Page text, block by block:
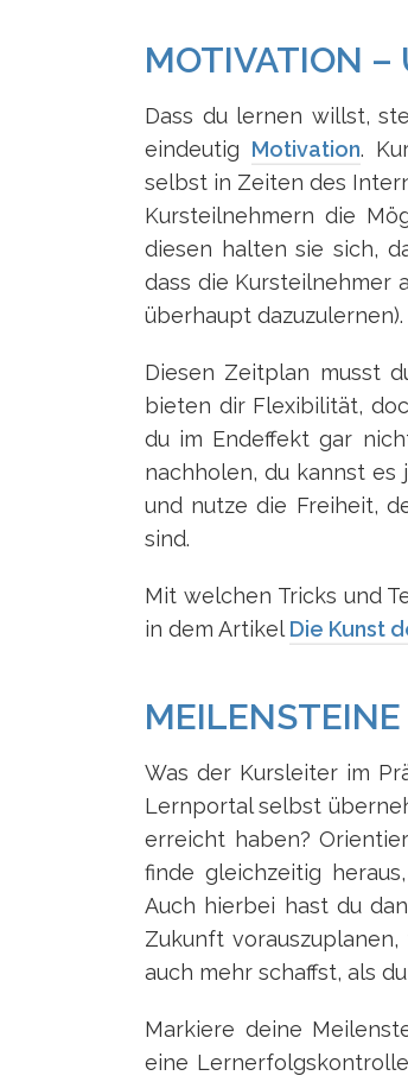
MOTIVATION –
Dass du lernen willst,
eindeutig Motivation.
selbst in Zeiten des
Kursteilnehmern die
diesen halten sie sich,
dass die Kursteilnehmer
überhaupt dazuzulernen).
Diesen Zeitplan musst
bieten dir Flexibilität,
du im Endeffekt gar
nachholen, du kannst
und nutze die Freiheit,
sind.
Mit welchen Tricks und
in dem ArtikelDie Kunst
Was der Kursleiter im
Lernportal selbst
erreicht haben?
finde gleichzeitig
Auch hierbei hast du
Zukunft
auch mehr schaffst, als
Markiere deine
eine